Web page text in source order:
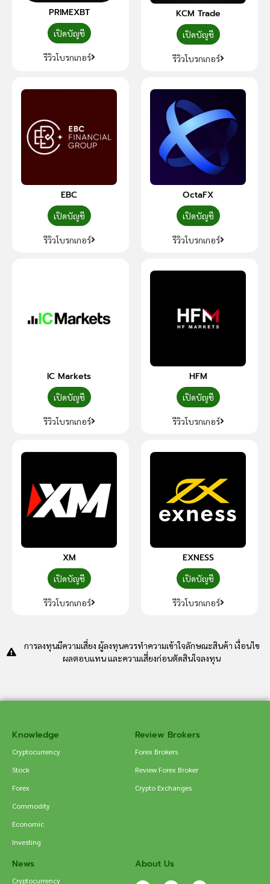
PRIMEXBT
เปิดบัญชี
รีวิวโบรกเกอร์
KCM Trade
เปิดบัญชี
รีวิวโบรกเกอร์
EBC
เปิดบัญชี
รีวิวโบรกเกอร์
OctaFX
เปิดบัญชี
รีวิวโบรกเกอร์
IC Markets
เปิดบัญชี
รีวิวโบรกเกอร์
HFM
เปิดบัญชี
รีวิวโบรกเกอร์
XM
เปิดบัญชี
รีวิวโบรกเกอร์
EXNESS
เปิดบัญชี
รีวิวโบรกเกอร์
การลงทุนมีความเสี่ยง ผู้ลงทุนควรทำความเข้าใจลักษณะสินค้า เงื่อนไข
ผลตอบแทน และความเสี่ยงก่อนตัดสินใจลงทุน
Knowledge
Cryptocurrency
Stock
Forex
Commodity
Economic
Investing
Review Brokers
Forex Brokers
Review Forex Broker
Crypto Exchanges
News
Cryptocurrency
About Us